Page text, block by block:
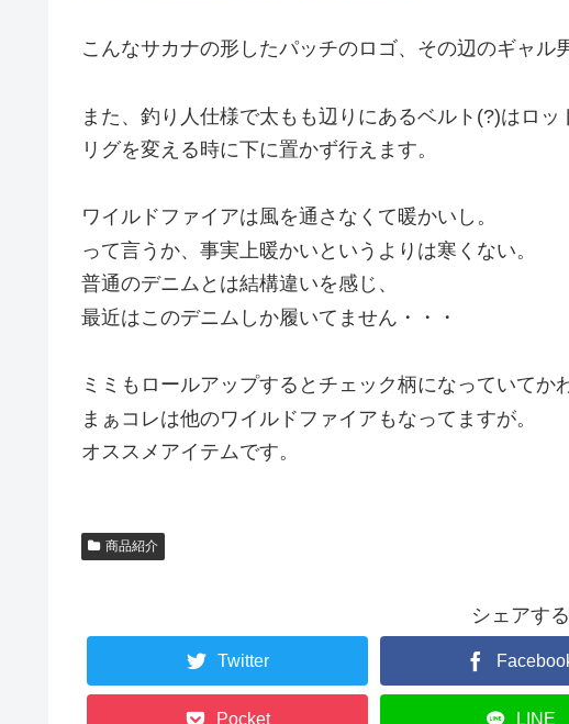
こんなサカナの形したパッチのロゴ、その辺のギャル
また、釣り人仕様で太もも辺りにあるベルト(?)はロッ
リグを変える時に下に置かず行えます。
ワイルドファイアは風を通さなくて暖かいし。
って言うか、事実上暖かいというよりは寒くない。
普通のデニムとは結構違いを感じ、
最近はこのデニムしか履いてません・・・
ミミもロールアップするとチェック柄になっていてか
まぁコレは他のワイルドファイアもなってますが。
オススメアイテムです。
商品紹介
シェアする
Twitter
Pocket LINE